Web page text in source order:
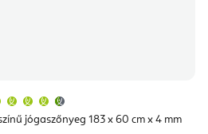
jógaszőnyeg 183 x 60 cm x 4 mm
átlagos
értékelése